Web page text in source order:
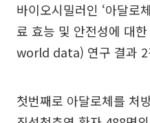
바이오시밀러인 ‘아달로
료 효능 및 안전성에 대
world data) 연구 결과 2
첫번째로 아달로체를 처